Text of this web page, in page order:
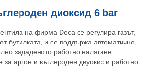
диоксид 6 bar
на фирма Deca се регулира газът,
бутилката, и се поддържа автоматично,
зададеното работно налягане.
аргон и въглероден двуокис и работно